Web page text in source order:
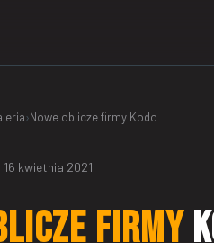
›Nowe oblicze firmy Kodo
16 kwietnia 2021
firmy